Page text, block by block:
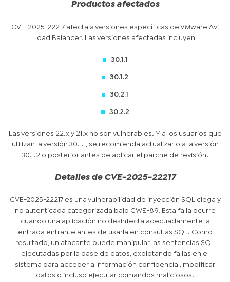
Productos afectados
CVE-2025-22217 afecta a versiones específicas de VMware Avi
Load Balancer. Las versiones afectadas incluyen:
30.1.1
30.1.2
30.2.1
30.2.2
Las versiones 22.x y 21.x no son vulnerables. Y a los usuarios que
utilizan la versión 30.1.1, se recomienda actualizarlo a la versión
30.1.2 o posterior antes de aplicar el parche de revisión.
Detalles de CVE-2025-22217
CVE-2025-22217 es una vulnerabilidad de inyección SQL ciega y
no autenticada categorizada bajo CWE-89. Esta falla ocurre
cuando una aplicación no desinfecta adecuadamente la
entrada entrante antes de usarla en consultas SQL. Como
resultado, un atacante puede manipular las sentencias SQL
ejecutadas por la base de datos, explotando fallas en el
sistema para acceder a información confidencial, modificar
datos o incluso ejecutar comandos maliciosos.